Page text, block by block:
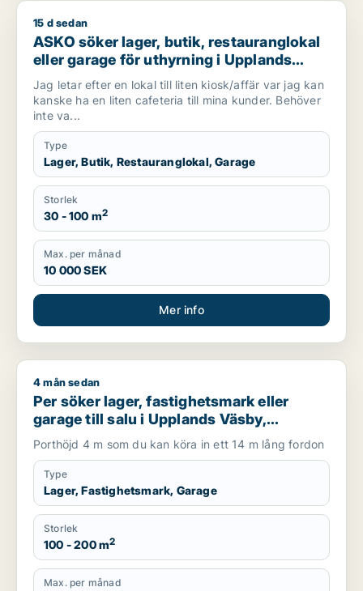
ASKO söker lager, butik, restauranglokal eller garage för
15 d sedan
ASKO söker lager, butik, restauranglokal
eller garage för uthyrning i Upplands
Väsby, Vallentuna eller Järfälla m.fl.
Jag letar efter en lokal till liten kiosk/affär var jag kan
kanske ha en liten cafeteria till mina kunder. Behöver
inte va...
Type
Lager, Butik, Restauranglokal, Garage
Storlek
30 - 100 m2
Max. per månad
10 000 SEK
Mer info
Per söker lager, fastighetsmark eller garage till salu i
4 mån sedan
Per söker lager, fastighetsmark eller
garage till salu i Upplands Väsby,
Vallentuna eller Järfälla m.fl.
Porthöjd 4 m som du kan köra in ett 14 m lång fordon
Type
Lager, Fastighetsmark, Garage
Storlek
100 - 200 m2
Max. per månad